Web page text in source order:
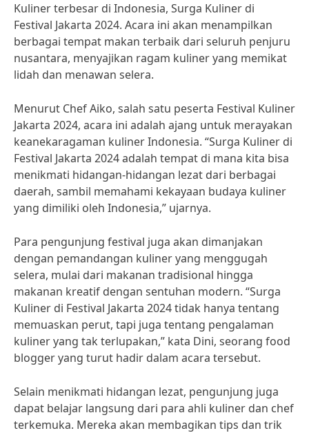
Kuliner terbesar di Indonesia, Surga Kuliner di
Festival Jakarta 2024. Acara ini akan menampilkan
berbagai tempat makan terbaik dari seluruh penjuru
nusantara, menyajikan ragam kuliner yang memikat
lidah dan menawan selera.
Menurut Chef Aiko, salah satu peserta Festival Kuliner
Jakarta 2024, acara ini adalah ajang untuk merayakan
keanekaragaman kuliner Indonesia. “Surga Kuliner di
Festival Jakarta 2024 adalah tempat di mana kita bisa
menikmati hidangan-hidangan lezat dari berbagai
daerah, sambil memahami kekayaan budaya kuliner
yang dimiliki oleh Indonesia,” ujarnya.
Para pengunjung festival juga akan dimanjakan
dengan pemandangan kuliner yang menggugah
selera, mulai dari makanan tradisional hingga
makanan kreatif dengan sentuhan modern. “Surga
Kuliner di Festival Jakarta 2024 tidak hanya tentang
memuaskan perut, tapi juga tentang pengalaman
kuliner yang tak terlupakan,” kata Dini, seorang food
blogger yang turut hadir dalam acara tersebut.
Selain menikmati hidangan lezat, pengunjung juga
dapat belajar langsung dari para ahli kuliner dan chef
terkemuka. Mereka akan membagikan tips dan trik